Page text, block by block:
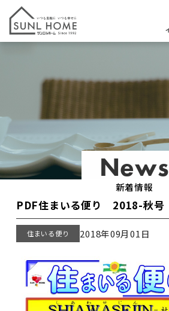
News
新着情報
PDF住まいる便り 2018-秋号
住まいる便り 2018年09月01日